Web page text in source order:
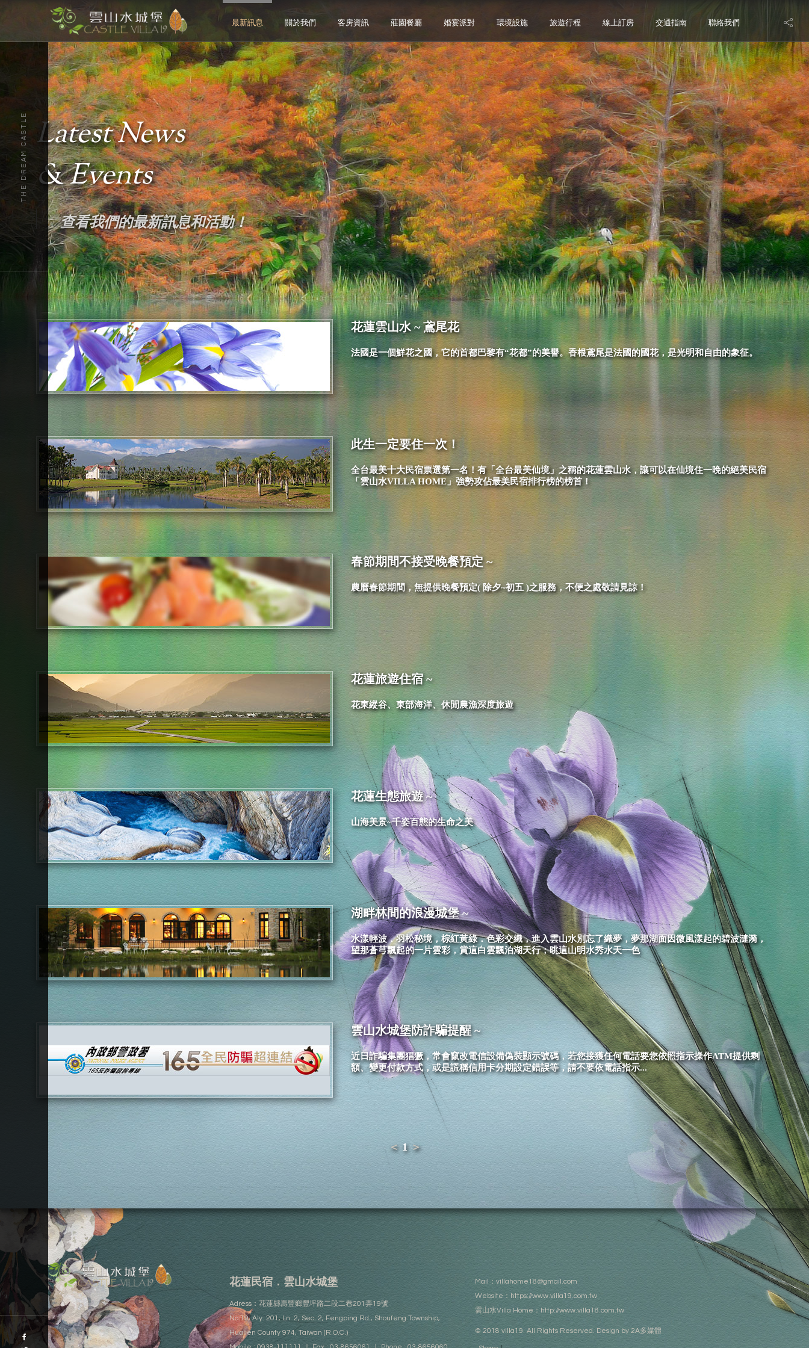
最新訊息 關於我們 客房資訊 莊園餐廳 婚宴派對 環境設施 旅遊行程 線上訂房 交通指南 聯絡我們
Latest News
& Events
查看我們的最新訊息和活動！
花蓮雲山水 ~ 鳶尾花
法國是一個鮮花之國，它的首都巴黎有“花都”的美譽。香根鳶尾是法國的國花，是光明和自由的象征。
此生一定要住一次！
全台最美十大民宿票選第一名！有「全台最美仙境」之稱的花蓮雲山水，讓可以在仙境住一晚的絕美民宿
「雲山水VILLA HOME」強勢攻佔最美民宿排行榜的榜首！
春節期間不接受晚餐預定 ~
農曆春節期間，無提供晚餐預定( 除夕~初五 )之服務，不便之處敬請見諒！
花蓮旅遊住宿 ~
花東縱谷、東部海洋、休閒農漁深度旅遊
花蓮生態旅遊 ~
山海美景~千姿百態的生命之美
湖畔林間的浪漫城堡 ~
水漾輕波．羽松秘境，棕紅黃綠．色彩交織，進入雲山水別忘了織夢，夢那湖面因微風漾起的碧波漣漪，
望那蒼芎飄起的一片雲彩，賞這白雲飄泊湖天行；晀這山明水秀水天一色
雲山水城堡防詐騙提醒 ~
近日詐騙集團猖獗，常會竄改電信設備偽裝顯示號碼，若您接獲任何電話要您依照指示操作ATM提供剩
額、變更付款方式，或是謊稱信用卡分期設定錯誤等，請不要依電話指示...
＜1＞
花蓮民宿．雲山水城堡
Adress：花蓮縣壽豐鄉豐坪路二段二巷201弄19號
No.19, Aly. 201, Ln. 2, Sec. 2, Fengping Rd., Shoufeng Township,
Hualien County 974, Taiwan (R.O.C.)
Mail： villahome18@gmail.com
Website： https://www.villa19.com.tw
雲山水Villa Home： http://www.villa18.com.tw
© 2018 villa19. All Rights Reserved. Design by 2A多媒體
THE DREAM CASTLE